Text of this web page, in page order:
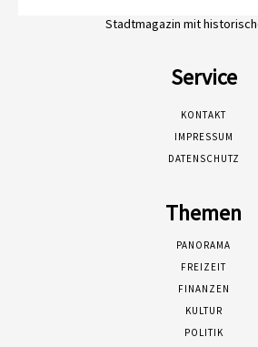
Stadtmagazin mit
Service
KONTAKT
IMPRESSUM
DATENSCHUTZ
Themen
PANORAMA
FREIZEIT
FINANZEN
KULTUR
POLITIK